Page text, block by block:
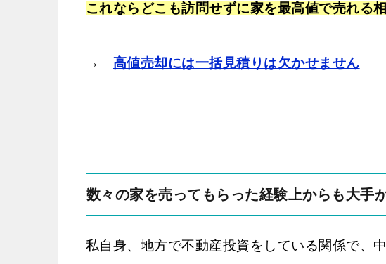
これならどこも訪問せずに家を最高値で売れる
→ 高値売却には一括見積りは欠かせません
数々の家を売ってもらった経験上からも大手
私自身、地方で不動産投資をしている関係で、